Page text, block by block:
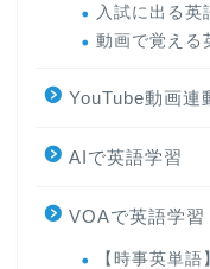
入試に出る英
動画で覚える
YouTube動画連
AIで英語学習
VOAで英語学習
【時事英単